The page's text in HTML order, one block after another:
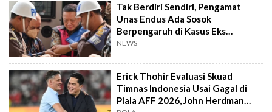
Tak Berdiri Sendiri, Pengamat
Unas Endus Ada Sosok
Berpengaruh di Kasus Eks
Jampidsus
NEWS
Erick Thohir Evaluasi Skuad
Timnas Indonesia Usai Gagal di
Piala AFF 2026, John Herdman